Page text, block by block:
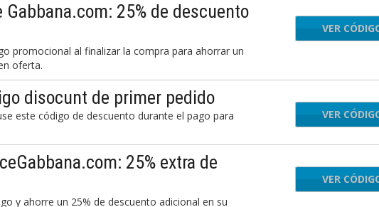
25% de descuento
promocional al finalizar la compra para ahorrar un
oferta.
VER
disocunt de primer pedido
este código de descuento durante el pago para
VER
25% extra de
y ahorre un 25% de descuento adicional en su
VER